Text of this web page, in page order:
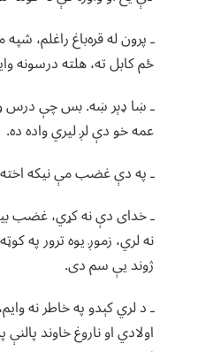
ـ پرون له قره‌باغ راغلم،
ځم کابل ته، هلته درسونه
ـ ښا ډېر ښه. بس چې درس
عمه خو دې لږ لیري واده ده.
ـ په دې غضب مې نیکه
ـ خدای دې نه کړي، غضب
نه لري، زموږ یوه ترور په
ژوند یې سم دی.
ـ د لري کېدو په خاطر نه
اولادي او ناروغ خاوند